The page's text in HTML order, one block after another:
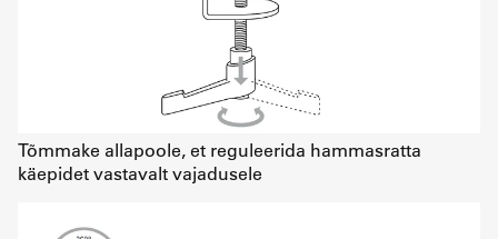
Tõmmake allapoole, et reguleerida hammasratta
käepidet vastavalt vajadusele